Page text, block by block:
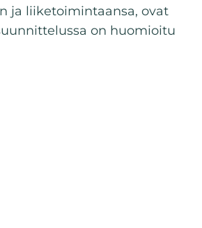
ja liiketoimintaansa, ovat
on huomioitu